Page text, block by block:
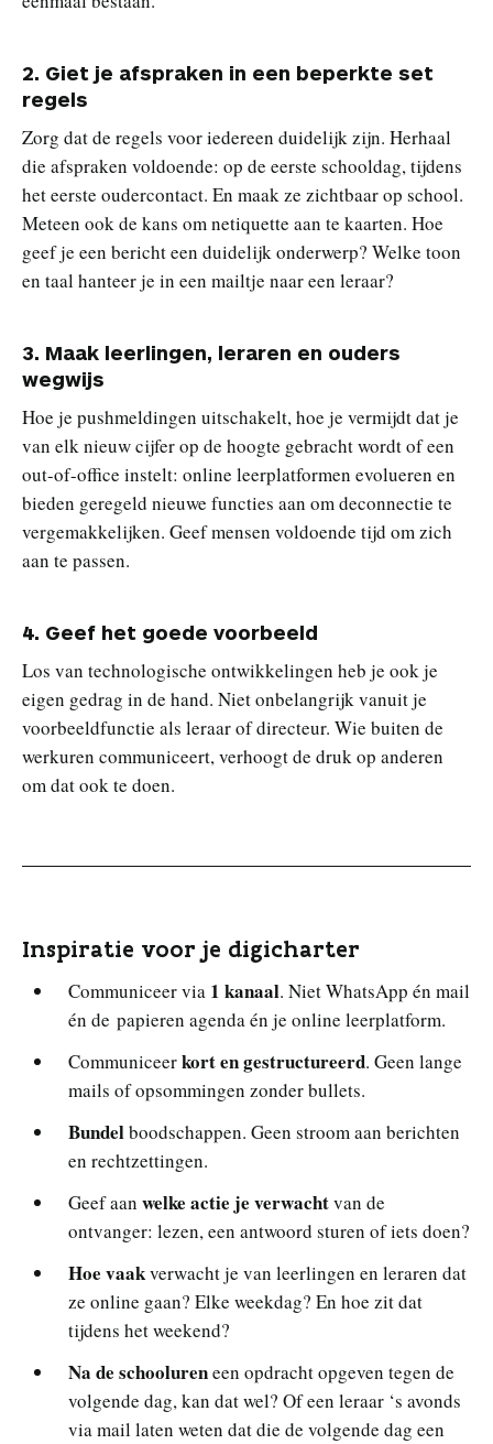
2. Giet je afspraken in een beperkte set
regels
Zorg dat de regels voor iedereen duidelijk zijn. Herhaal
die afspraken voldoende: op de eerste schooldag, tijdens
het eerste oudercontact. En maak ze zichtbaar op school.
Meteen ook de kans om netiquette aan te kaarten. Hoe
geef je een bericht een duidelijk onderwerp? Welke toon
en taal hanteer je in een mailtje naar een leraar?
3. Maak leerlingen, leraren en ouders
wegwijs
Hoe je pushmeldingen uitschakelt, hoe je vermijdt dat je
van elk nieuw cijfer op de hoogte gebracht wordt of een
out-of-office instelt: online leerplatformen evolueren en
bieden geregeld nieuwe functies aan om deconnectie te
vergemakkelijken. Geef mensen voldoende tijd om zich
aan te passen.
4. Geef het goede voorbeeld
Los van technologische ontwikkelingen heb je ook je
eigen gedrag in de hand. Niet onbelangrijk vanuit je
voorbeeldfunctie als leraar of directeur. Wie buiten de
werkuren communiceert, verhoogt de druk op anderen
om dat ook te doen.
Inspiratie voor je digicharter
Communiceer via 1 kanaal. Niet WhatsApp én mail
én de papieren agenda én je online leerplatform.
Communiceerkort en gestructureerd. Geen lange
mails of opsommingen zonder bullets.
Bundelboodschappen. Geen stroom aan berichten
en rechtzettingen.
Geef aan welke actie je verwachtvan de
ontvanger: lezen, een antwoord sturen of iets doen?
Hoe vaakverwacht je van leerlingen en leraren dat
ze online gaan? Elke weekdag? En hoe zit dat
tijdens het weekend?
Na de schoolureneen opdracht opgeven tegen de
volgende dag, kan dat wel? Of een leraar ‘s avonds
via mail laten weten dat die de volgende dag een